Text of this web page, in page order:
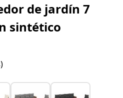
de jardín 7
sintético